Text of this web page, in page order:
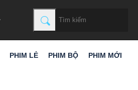
PHIM LẺ PHIM BỘ PHIM MỚI